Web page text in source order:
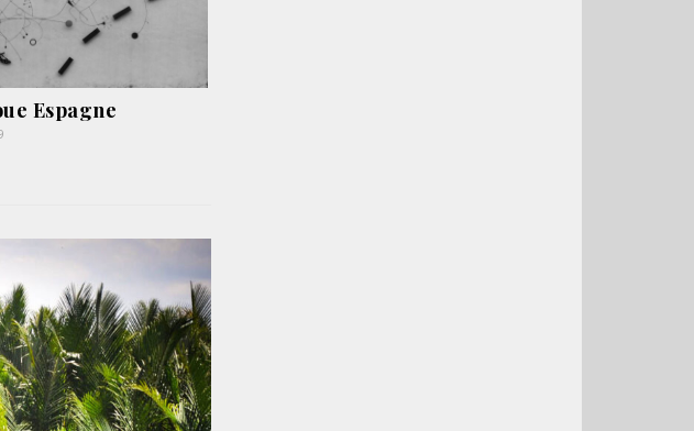
Espagne